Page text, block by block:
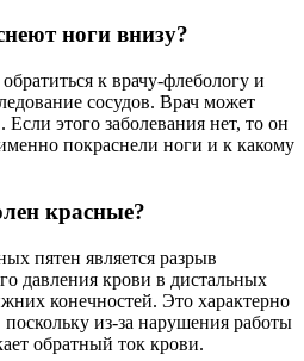
ноги внизу?
к врачу-флебологу и
сосудов. Врач может
Если этого заболевания нет, то он
покраснели ноги и к какому
красные?
пятен является разрыв
давления крови в дистальных
конечностей. Это характерно
из-за нарушения работы
обратный ток крови.